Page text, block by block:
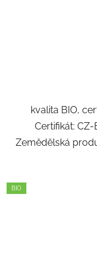
kvalita BIO,
Certifikát:
Zemědělská
BIO